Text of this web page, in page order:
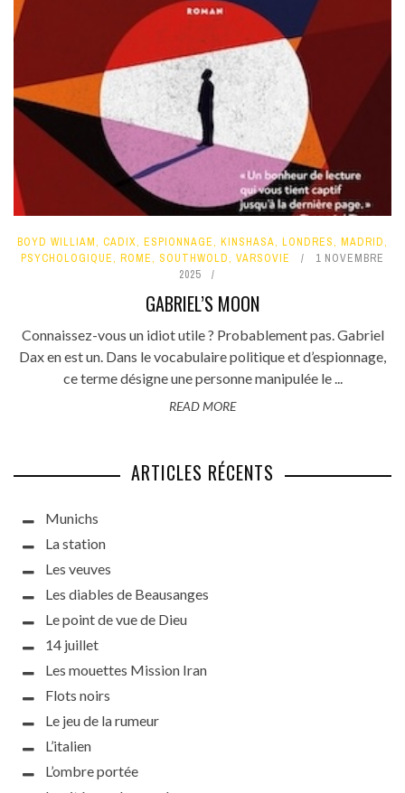
BOYD WILLIAM, CADIX, ESPIONNAGE, KINSHASA, LONDRES, MADRID,
PSYCHOLOGIQUE, ROME, SOUTHWOLD, VARSOVIE
1 NOVEMBRE
2025
GABRIEL’S MOON
Connaissez-vous un idiot utile ? Probablement pas. Gabriel
Dax en est un. Dans le vocabulaire politique et d’espionnage,
ce terme désigne une personne manipulée le ...
READ MORE
ARTICLES RÉCENTS
Munichs
La station
Les veuves
Les diables de Beausanges
Le point de vue de Dieu
14 juillet
Les mouettes Mission Iran
Flots noirs
Le jeu de la rumeur
L’italien
L’ombre portée